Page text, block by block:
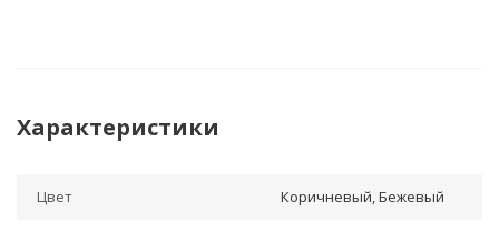
Характеристики
Цвет Коричневый, Бежевый